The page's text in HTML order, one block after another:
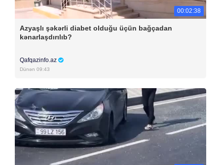
00:02:38
Azyaşlı şəkərli diabet olduğu üçün bağçadan
kənarlaşdırılıb?
Qafqazinfo.az
Dünən 09:43